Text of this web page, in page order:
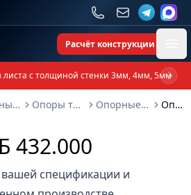
Расчёт конструкции
листа с толщиной стенки 3мм, 4мм, 5мм
Опорные металлоконструкции и изделия Опоры трубопроводов и металлоконструкции Опорные конструкции Серия 3.900-9: выпуск 4 Опоры А14Б 432.000
432.000
вашей спецификации и